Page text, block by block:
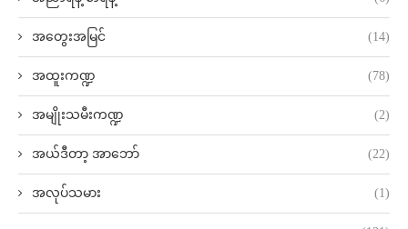
အတွေးအမြင် (14)
အထူးကဏ္ဍ (78)
အမျိုးသမီးကဏ္ဍ (2)
အယ်ဒီတာ့ အာဘော် (22)
အလုပ်သမား (1)